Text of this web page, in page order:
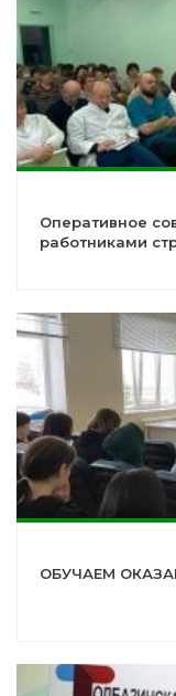
Оперативное
работниками
ОБУЧАЕМ